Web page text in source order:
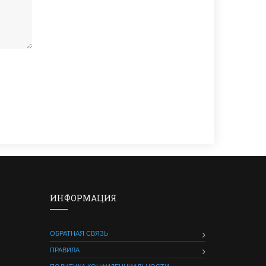
ИНФОРМАЦИЯ
ОБРАТНАЯ СВЯЗЬ
ПРАВИЛА